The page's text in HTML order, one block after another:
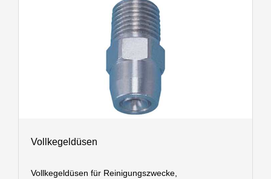
Vollkegeldüsen
Vollkegeldüsen für Reinigungszwecke,